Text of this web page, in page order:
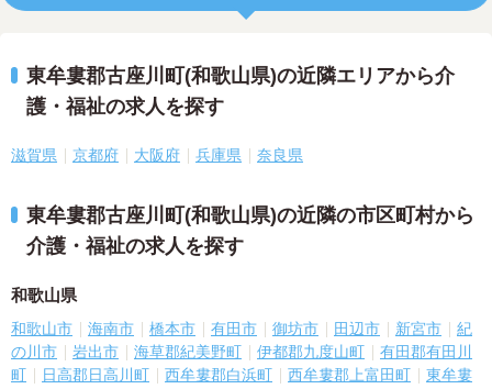
東牟婁郡古座川町(和歌山県)の近隣エリアから介
護・福祉の求人を探す
滋賀県 京都府 大阪府 兵庫県 奈良県
東牟婁郡古座川町(和歌山県)の近隣の市区町村から
介護・福祉の求人を探す
和歌山県
和歌山市 海南市 橋本市 有田市 御坊市 田辺市 新宮市
紀
の川市
岩出市 海草郡紀美野町 伊都郡九度山町
有田郡有田川
町
日高郡日高川町 西牟婁郡白浜町 西牟婁郡上富田町
東牟婁